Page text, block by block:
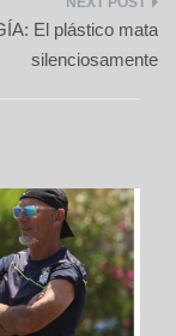
El plástico mata
silenciosamente